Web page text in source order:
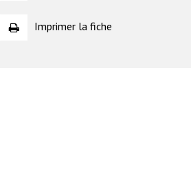
Imprimer la fiche